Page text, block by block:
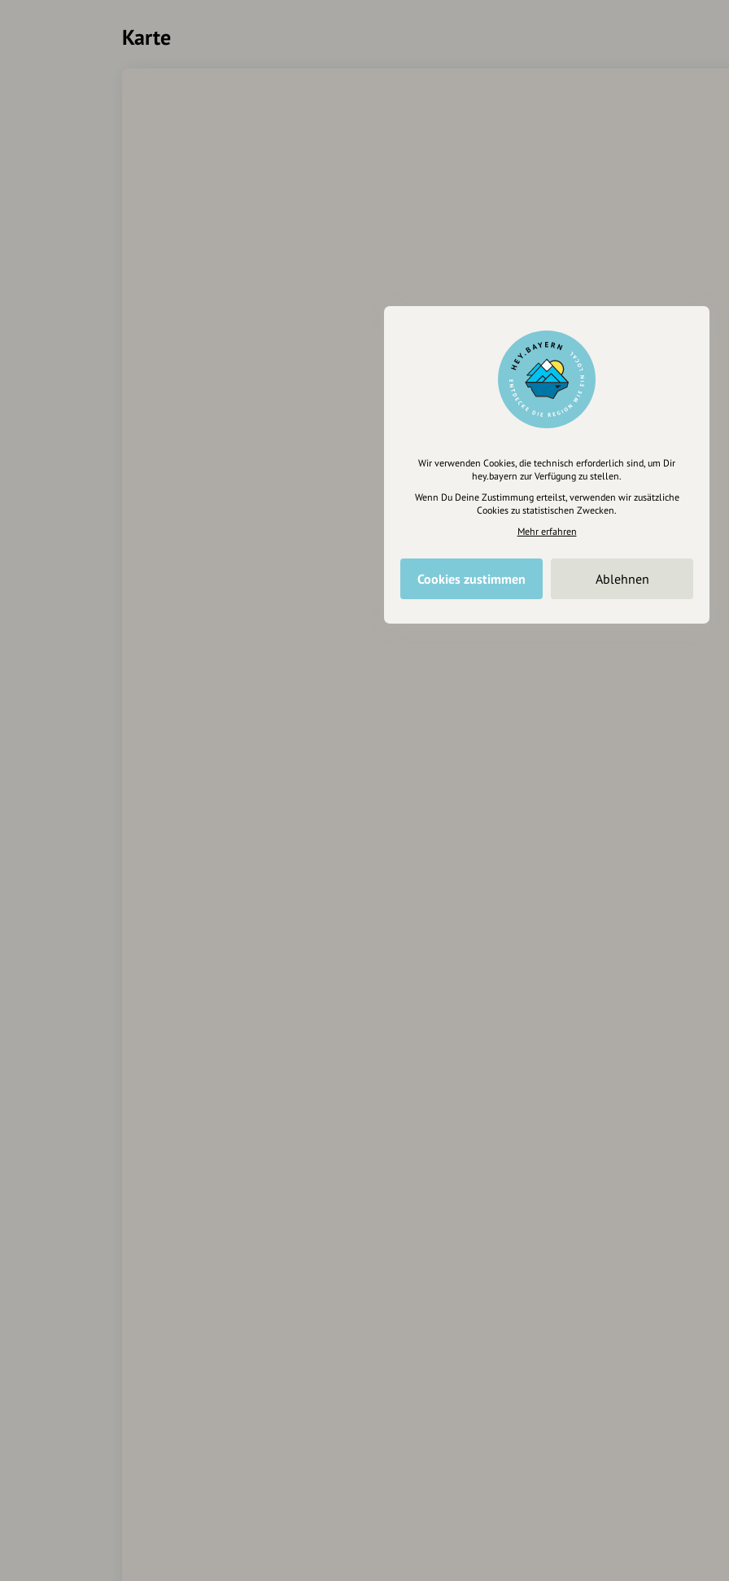
Karte
Wir verwenden Cookies, die technisch erforderlich sind, um Dir
hey.bayern zur Verfügung zu stellen.
Wenn Du Deine Zustimmung erteilst, verwenden wir zusätzliche
Cookies zu statistischen Zwecken.
Mehr erfahren
Cookies zustimmen Ablehnen